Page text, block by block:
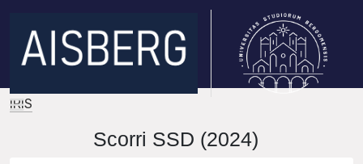
IRIS
Scorri SSD (2024)